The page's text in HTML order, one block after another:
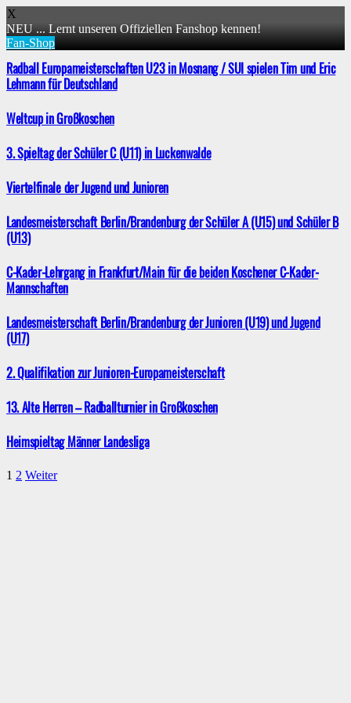
X
NEU ... Lernt unseren Offiziellen Fanshop kennen!
Fan-Shop
Radball Europameisterschaften U23 in Mosnang / SUI spielen Tim und Eric
Lehmann für Deutschland
Weltcup in Großkoschen
3. Spieltag der Schüler C (U11) in Luckenwalde
Viertelfinale der Jugend und Junioren
Landesmeisterschaft Berlin/Brandenburg der Schüler A (U15) und Schüler B
(U13)
C-Kader-Lehrgang in Frankfurt/Main für die beiden Koschener C-Kader-
Mannschaften
Landesmeisterschaft Berlin/Brandenburg der Junioren (U19) und Jugend
(U17)
2. Qualifikation zur Junioren-Europameisterschaft
13. Alte Herren – Radballturnier in Großkoschen
Heimspieltag Männer Landesliga
1 2 Weiter